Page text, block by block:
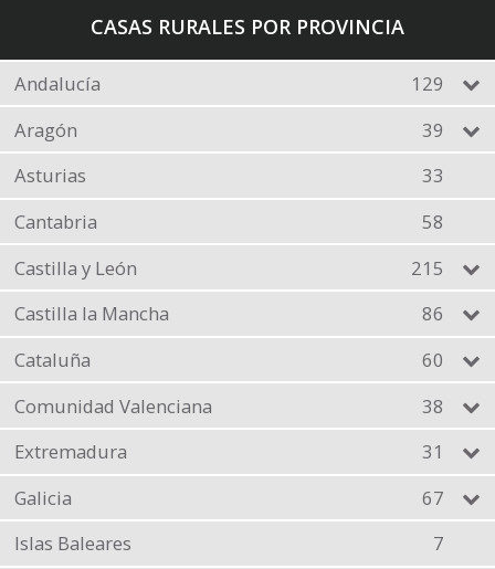
CASAS RURALES POR PROVINCIA
Andalucía
129
Aragón
39
Asturias
33
Cantabria
58
Castilla y León
215
Castilla la Mancha
86
Cataluña
60
Comunidad Valenciana
38
Extremadura
31
Galicia
67
Islas Baleares
7